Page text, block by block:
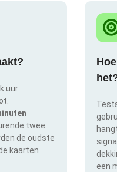
uur
twee
de oudste
kaarten
een